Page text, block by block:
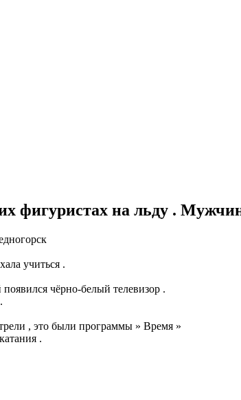
фигуристах на льду .
учиться .
чёрно-белый телевизор .
, это были программы » Время »
.